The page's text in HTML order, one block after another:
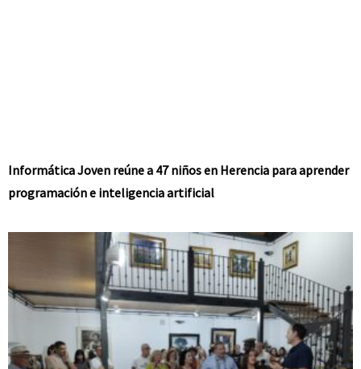
Informática Joven reúne a 47 niños en Herencia para aprender
programación e inteligencia artificial